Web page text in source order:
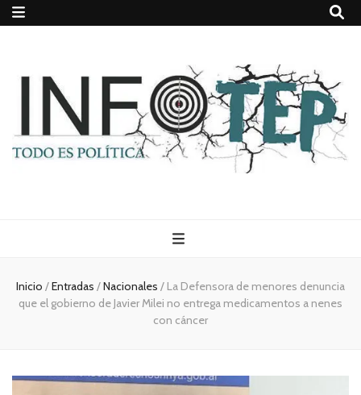
Todo es
(rosca)
política
Inicio /Entradas /Nacionales / La Defensora de menores denuncia
que el gobierno de Javier Milei no entrega medicamentos a nenes
con cáncer